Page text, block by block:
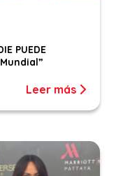
PUEDE
Leer más